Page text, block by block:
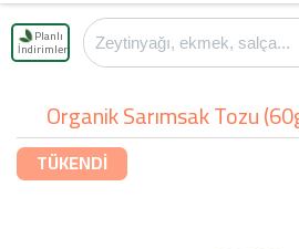
Planlı
İndirimler
Organik Sarımsak Tozu
TÜKENDİ